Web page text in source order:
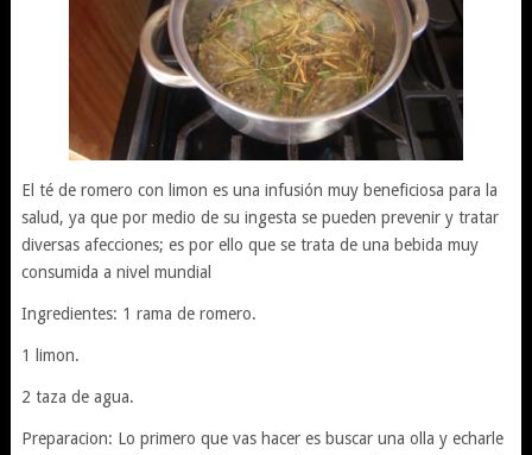
El té de romero con limon es una infusión muy beneficiosa para la
salud, ya que por medio de su ingesta se pueden prevenir y tratar
diversas afecciones; es por ello que se trata de una bebida muy
consumida a nivel mundial
Ingredientes: 1 rama de romero.
1 limon.
2 taza de agua.
Preparacion: Lo primero que vas hacer es buscar una olla y echarle